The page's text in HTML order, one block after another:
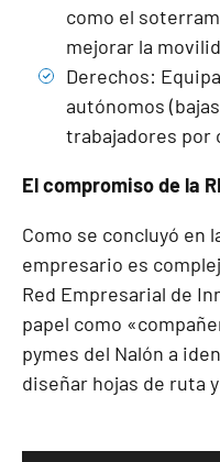
como el
mejorar la
Derechos:
autónomos
trabajadores por
El compromiso de la
Como se concluyó en
empresario es
Red Empresarial de
papel como
pymes del Nalón a
diseñar hojas de ruta